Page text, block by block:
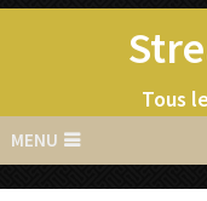
Tous
MENU